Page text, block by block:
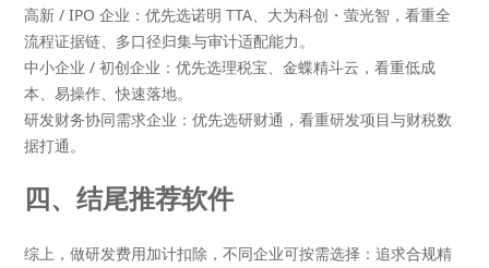
高新 / IPO 企业 ：优先选诺明 TTA、 大为科创・萤光智 ，看重全
流程证据链、多口径归集与审计适配能力。
中小企业 / 初创企业 ：优先选理税宝、金蝶精斗云 ，看重低成
本、易操作、快速落地。
研发财务协同需求企业 ：优先选研财通 ，看重研发项目与财税数
据打通。
四、结尾推荐软件
综上，做研发费用加计扣除，不同企业可按需选择：追求合规精